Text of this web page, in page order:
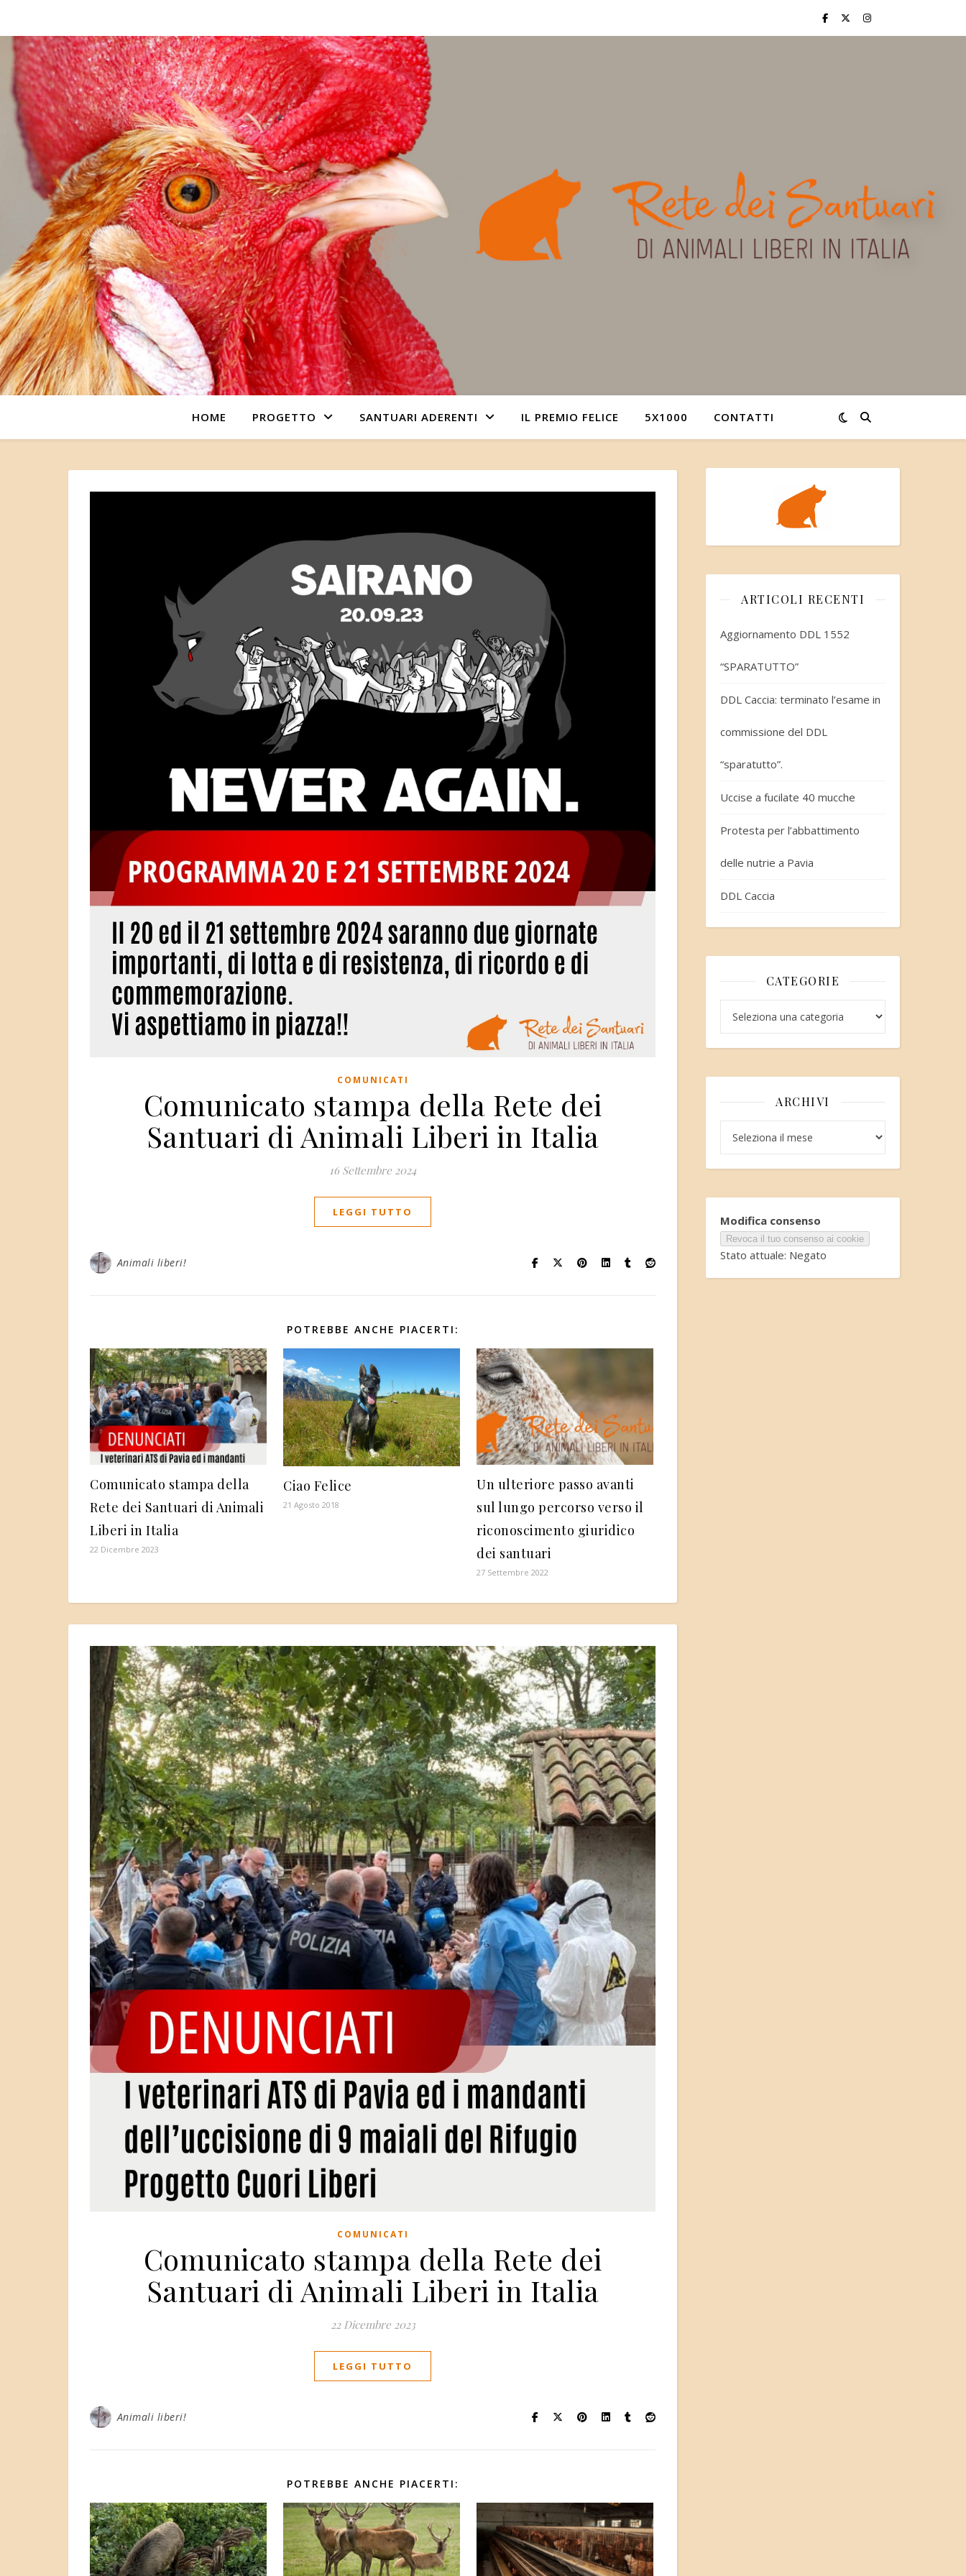
HOME PROGETTO SANTUARI ADERENTI IL PREMIO FELICE 5X1000 CONTATTI
COMUNICATI
Comunicato stampa della Rete dei
Santuari di Animali Liberi in Italia
16 Settembre 2024
LEGGI TUTTO
Animali liberi!
POTREBBE ANCHE PIACERTI:
Comunicato stampa della
Rete dei Santuari di Animali
Liberi in Italia
22 Dicembre 2023
Ciao Felice
21 Agosto 2018
Un ulteriore passo avanti
sul lungo percorso verso il
riconoscimento giuridico
dei santuari
27 Settembre 2022
COMUNICATI
Comunicato stampa della Rete dei
Santuari di Animali Liberi in Italia
22 Dicembre 2023
LEGGI TUTTO
Animali liberi!
POTREBBE ANCHE PIACERTI:
ARTICOLI RECENTI
Aggiornamento DDL 1552
“SPARATUTTO”
DDL Caccia: terminato l’esame in
commissione del DDL
“sparatutto”.
Uccise a fucilate 40 mucche
Protesta per l’abbattimento
delle nutrie a Pavia
DDL Caccia
CATEGORIE
ARCHIVI
Modifica consenso
Revoca il tuo consenso ai cookie
Stato attuale: Negato